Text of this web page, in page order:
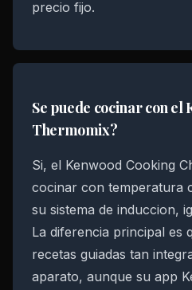
precio fijo.
Se puede cocinar con el
Thermomix?
Si, el Kenwood Cooking
cocinar con temperatura
su sistema de induccion,
La diferencia principal es
recetas guiadas tan
aparato, aunque su app